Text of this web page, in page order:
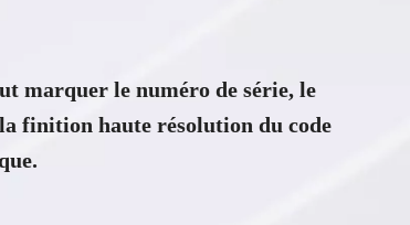
marquer le numéro de série, le
finition haute résolution du code